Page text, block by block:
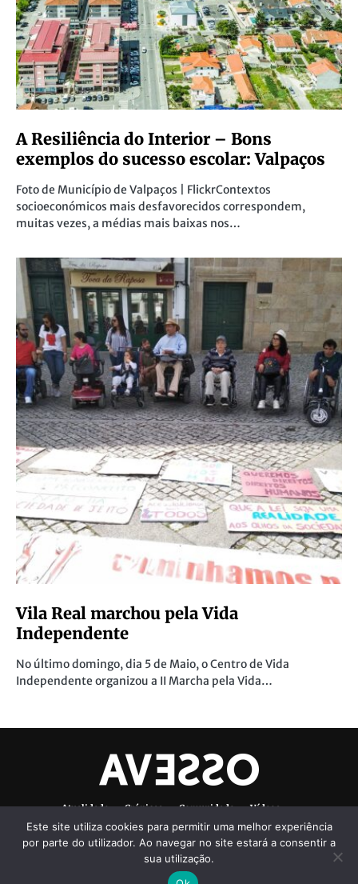
A Resiliência do Interior – Bons
exemplos do sucesso escolar: Valpaços
Foto de Município de Valpaços | FlickrContextos
socioeconómicos mais desfavorecidos correspondem,
muitas vezes, a médias mais baixas nos…
Vila Real marchou pela Vida
Independente
No último domingo, dia 5 de Maio, o Centro de Vida
Independente organizou a II Marcha pela Vida…
Atualidade Crónicas Comunidade
Vídeos
Denúncias Ambientais
Ficha Técnica
Este site utiliza cookies para permitir uma melhor experiência
por parte do utilizador. Ao navegar no site estará a consentir a
sua utilização.